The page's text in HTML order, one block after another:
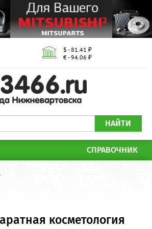
$ - 81.41 ₽
€ - 94.06 ₽
НАЙТИ
СПРАВОЧНИК
косметология